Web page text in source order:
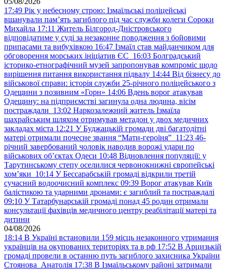
17:49 Рік у небесному строю: Ізмаїльські поліцейські
вшанували пам’ять загиблого під час служби колеги Сороки
Михайла 17:11 Житель Білгород-Дністровського
відповідатиме у суді за незаконне поводження з бойовими
припасами та вибухівкою 16:47 Ізмаїл став майданчиком для
обговорення морських ініціатив ЄС 16:03 Болградський
історико-етнографічний музей запропонував компроміс щодо
вирішення питання використання підвалу 14:44 Від бізнесу до
військової справи: історія служби 25-річного поліцейського з
Одещини з позивним «Горн» 14:06 Вдень ворог атакував
Одещину: на підприємстві загинула одна людина, вісім
постраждали 13:02 Наркозалежний житель Ізмаїла
шахрайським шляхом отримував метадон у двох медичних
закладах міста 12:21 У Буджацькій громади дві багатодітні
матері отримали почесне звання “Мати-героїня” 11:23 46-
річний завербований чоловік наводив ворожі удари по
військових обʼєктах Одеси 10:48 Відновлення популяції: у
Тарутинському степу оселилися червонокнижні європейські
хом’яки 10:14 У Бессарабській громаді відкрили третій
сучасний водоочисний комплекс 09:39 Ворог атакував Київ
балістикою та ударними дронами: є загиблий та постраждалі
09:10 У Татарбунарській громаді понад 45 родин отримали
консультації фахівців медичного центру реабілітації матері та
дитини
04/08/2026
18:14 В Україні встановили 159 місць незаконного утримання
українців на окупованих територіях та в рф 17:52 В Арцизькій
громаді провели в останню путь загиблого захисника України
Стоянова Анатолія 17:38 В Ізмаїльському районі затримали